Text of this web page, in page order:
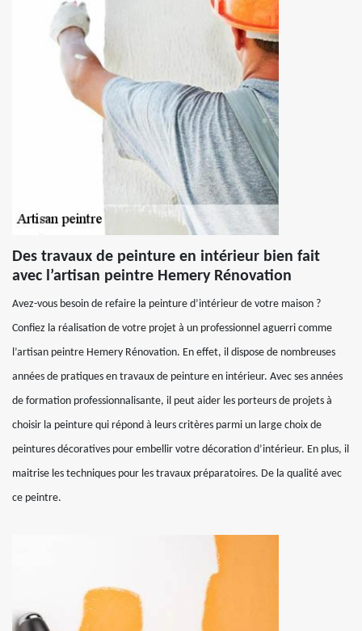
Des travaux de peinture en intérieur bien fait
avec l’artisan peintre Hemery Rénovation
Avez-vous besoin de refaire la peinture d’intérieur de votre maison ?
Confiez la réalisation de votre projet à un professionnel aguerri comme
l’artisan peintre Hemery Rénovation. En effet, il dispose de nombreuses
années de pratiques en travaux de peinture en intérieur. Avec ses années
de formation professionnalisante, il peut aider les porteurs de projets à
choisir la peinture qui répond à leurs critères parmi un large choix de
peintures décoratives pour embellir votre décoration d’intérieur. En plus, il
maitrise les techniques pour les travaux préparatoires. De la qualité avec
ce peintre.